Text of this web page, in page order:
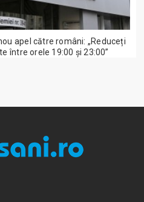
apel către români: „Reduceți
între orele 19:00 și 23:00”